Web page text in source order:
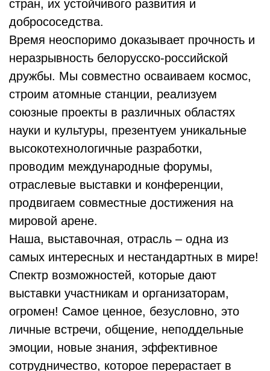
стран, их устойчивого развития и
добрососедства.
Время неоспоримо доказывает прочность и
неразрывность белорусско-российской
дружбы. Мы совместно осваиваем космос,
строим атомные станции, реализуем
союзные проекты в различных областях
науки и культуры, презентуем уникальные
высокотехнологичные разработки,
проводим международные форумы,
отраслевые выставки и конференции,
продвигаем совместные достижения на
мировой арене.
Наша, выставочная, отрасль – одна из
самых интересных и нестандартных в мире!
Спектр возможностей, которые дают
выставки участникам и организаторам,
огромен! Самое ценное, безусловно, это
личные встречи, общение, неподдельные
эмоции, новые знания, эффективное
сотрудничество, которое перерастает в